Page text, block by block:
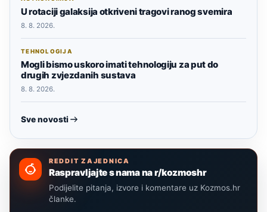
U rotaciji galaksija otkriveni tragovi ranog svemira
8. 8. 2026.
TEHNOLOGIJA
Mogli bismo uskoro imati tehnologiju za put do
drugih zvjezdanih sustava
8. 8. 2026.
Sve novosti
REDDIT ZAJEDNICA
Raspravljajte s nama na r/kozmoshr
Podijelite pitanja, izvore i komentare uz Kozmos.hr
članke.